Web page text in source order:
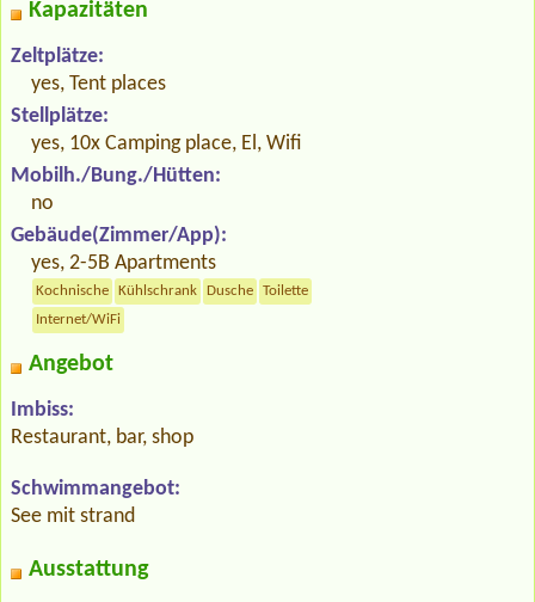
Kapazitäten
Zeltplätze:
yes, Tent places
Stellplätze:
yes, 10x Camping place, El, Wifi
Mobilh./Bung./Hütten:
no
Gebäude(Zimmer/App):
yes, 2-5B Apartments
Kochnische Kühlschrank Dusche
Toilette
Internet/WiFi
Angebot
Imbiss:
Restaurant, bar, shop
Schwimmangebot:
See mit strand
Ausstattung